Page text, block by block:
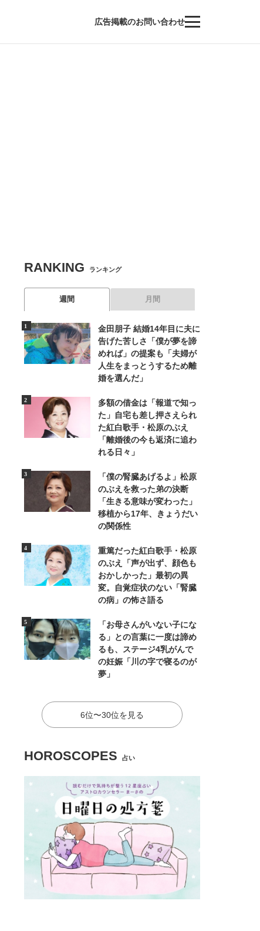
広告掲載のお問い合わせ
RANKING ランキング
週間 月間
金田朋子 結婚14年目に夫に
告げた苦しさ「僕が夢を諦
めれば」の提案も「夫婦が
人生をまっとうするため離
婚を選んだ」
多額の借金は「報道で知っ
た」自宅も差し押さえられ
た紅白歌手・松原のぶえ
「離婚後の今も返済に追わ
れる日々」
「僕の腎臓あげるよ」松原
のぶえを救った弟の決断
「生きる意味が変わった」
移植から17年、きょうだい
の関係性
重篤だった紅白歌手・松原
のぶえ「声が出ず、顔色も
おかしかった」最初の異
変。自覚症状のない「腎臓
の病」の怖さ語る
「お母さんがいない子にな
る」との言葉に一度は諦め
るも、ステージ4乳がんで
の妊娠「川の字で寝るのが
夢」
6位〜30位を見る
HOROSCOPES 占い